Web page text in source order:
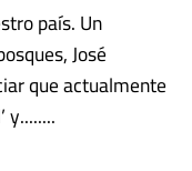
país. Un
José
que actualmente